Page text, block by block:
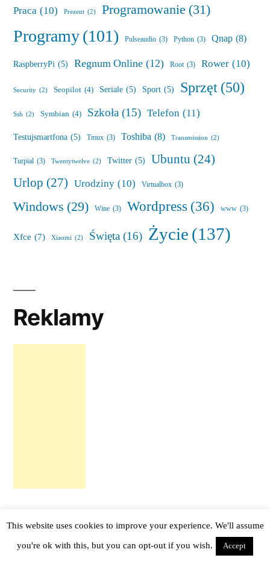
Praca (10) Prezent (2) Programowanie (31)
Programy(101) Pulseaudio (3) Python (3) Qnap (8)
RaspberryPi (5) Regnum Online (12) Root (3) Rower (10)
Security (2) Seopilot (4) Seriale (5) Sport (5) Sprzęt(50)
Ssh (2) Symbian (4) Szkoła (15) Telefon (11)
Testujsmartfona (5) Tmux (3) Toshiba (8) Transmission (2)
Turpial (3) Twentytwelve (2) Twitter (5) Ubuntu (24)
Urlop (27) Urodziny (10) Virtualbox (3)
Windows (29) Wine (3) Wordpress (36) www (3)
Xfce (7) Xiaomi (2) Święta (16) Życie(137)
Reklamy
tail -f notes,Proudly powered by WordPress.
This website uses cookies to improve your experience. We'll assume
you're ok with this, but you can opt-out if you wish.
Accept